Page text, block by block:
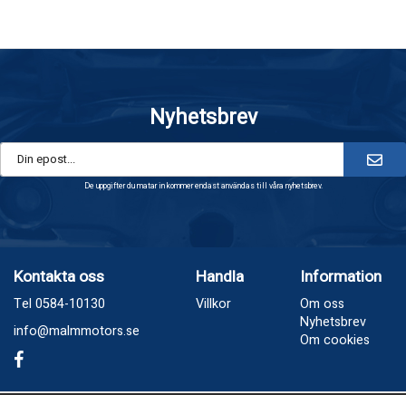
Nyhetsbrev
De uppgifter du matar in kommer endast användas till våra nyhetsbrev.
Kontakta oss
Tel 0584-10130
info@malmmotors.se
Handla
Villkor
Information
Om oss
Nyhetsbrev
Om cookies